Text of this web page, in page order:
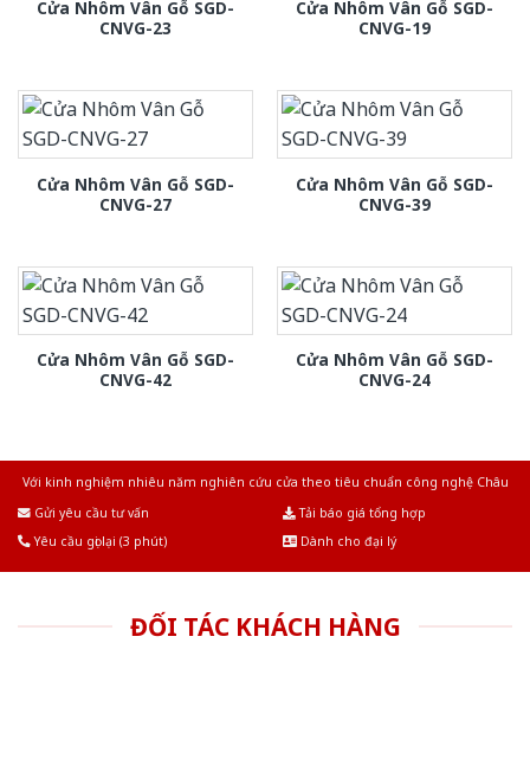
Cửa Nhôm Vân Gỗ SGD-
CNVG-23
Cửa Nhôm Vân Gỗ SGD-
CNVG-19
Cửa Nhôm Vân Gỗ SGD-
CNVG-27
Cửa Nhôm Vân Gỗ SGD-
CNVG-39
Cửa Nhôm Vân Gỗ SGD-
CNVG-42
Cửa Nhôm Vân Gỗ SGD-
CNVG-24
Với kinh nghiệm nhiêu năm nghiên cứu cửa theo tiêu chuẩn công nghệ Châu
Gửi yêu cầu tư vấn
Tải báo giá tổng hợp
Yêu cầu gọi lại (3 phút)
Dành cho đại lý
ĐỐI TÁC KHÁCH HÀNG